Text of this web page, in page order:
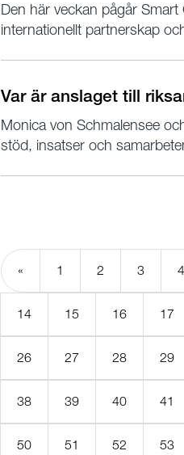
Den här veckan pågår
internationellt partnerskap
Var är anslaget till
Monica von Schmalensee
stöd, insatser och
« 1 2 3 4
14 15 16 17
26 27 28 29
38 39 40 41
50 51 52 53